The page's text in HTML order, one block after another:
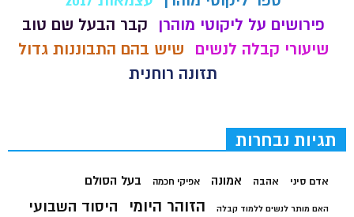
פירושים על ליקוטי מוהרן
קבר הבעל שם טוב
שיעורי קבלה לנשים
שיש בהם התבוננות גדול
תזונה רוחנית
תגיות נבחרות
אדם סיני אהבה אמונה אפיקי חכמה בעל הסולם
האם מותר לנשים ללמוד קבלה הזוהר היומי היסוד השבועי